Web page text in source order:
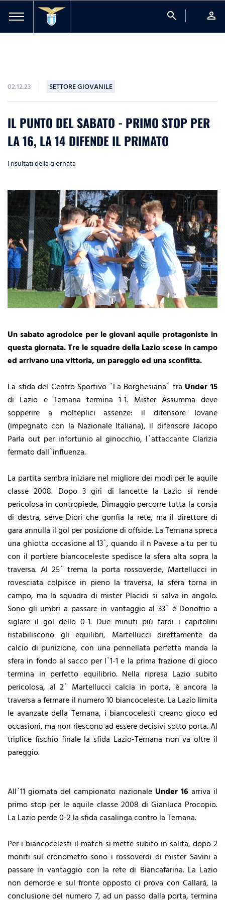
search person
02.12.23 SETTORE GIOVANILE
IL PUNTO DEL SABATO - PRIMO STOP PER
LA 16, LA 14 DIFENDE IL PRIMATO
I risultati della giornata
Un sabato agrodolce per le giovani aquile protagoniste in
questa giornata. Tre le squadre della Lazio scese in campo
ed arrivano una vittoria, un pareggio ed una sconfitta.
La sfida del Centro Sportivo `La Borghesiana` tra Under 15
di Lazio e Ternana termina 1-1. Mister Assumma deve
sopperire a molteplici assenze: il difensore Iovane
(impegnato con la Nazionale Italiana), il difensore Jacopo
Parla out per infortunio al ginocchio, l`attaccante Clarizia
fermato dall`influenza.
La partita sembra iniziare nel migliore dei modi per le aquile
classe 2008. Dopo 3 giri di lancette la Lazio si rende
pericolosa in contropiede, Dimaggio percorre tutta la corsia
di destra, serve Diori che gonfia la rete, ma il direttore di
gara annulla il gol per posizione di offside. La Ternana spreca
una ghiotta occasione al 13`, quando il n Pavese a tu per tu
con il portiere biancoceleste spedisce la sfera alta sopra la
traversa. Al 25` trema la porta rossoverde, Martellucci in
rovesciata colpisce in pieno la traversa, la sfera torna in
campo, ma la squadra di mister Placidi si salva in angolo.
Sono gli umbri a passare in vantaggio al 33` è Donofrio a
siglare il gol dello 0-1. Due minuti più tardi i capitolini
ristabiliscono gli equilibri, Martellucci direttamente da
calcio di punizione, con una pennellata perfetta manda la
sfera in fondo al sacco per l`1-1 e la prima frazione di gioco
termina in perfetto equilibrio. Nella ripresa Lazio subito
pericolosa, al 2` Martellucci calcia in porta, è ancora la
traversa a fermare il numero 10 biancoceleste. La Lazio limita
le avanzate della Ternana, i biancocelesti creano gioco ed
occasioni, ma non riescono ad essere decisivi sotto porta. Al
triplice fischio finale la sfida Lazio-Ternana non va oltre il
pareggio.
All`11 giornata del campionato nazionale Under 16arriva il
primo stop per le aquile classe 2008 di Gianluca Procopio.
La Lazio perde 0-2 la sfida casalinga contro la Ternana.
Per i biancocelesti il match si mette subito in salita, dopo 2
moniti sul cronometro sono i rossoverdi di mister Savini a
passare in vantaggio con la rete di Biancafarina. La Lazio
non demorde e sul fronte opposto ci prova con Callará, la
conclusione del numero 7, ad un passo dalla porta, termina